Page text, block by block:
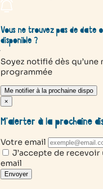
Vous ne trouvez pas de date
disponible ?
Soyez notifié dès
programmée
Me notifier à la prochaine dispo
×
M’alerter à la prochaine
Votre email
J’accepte de
email
Envoyer